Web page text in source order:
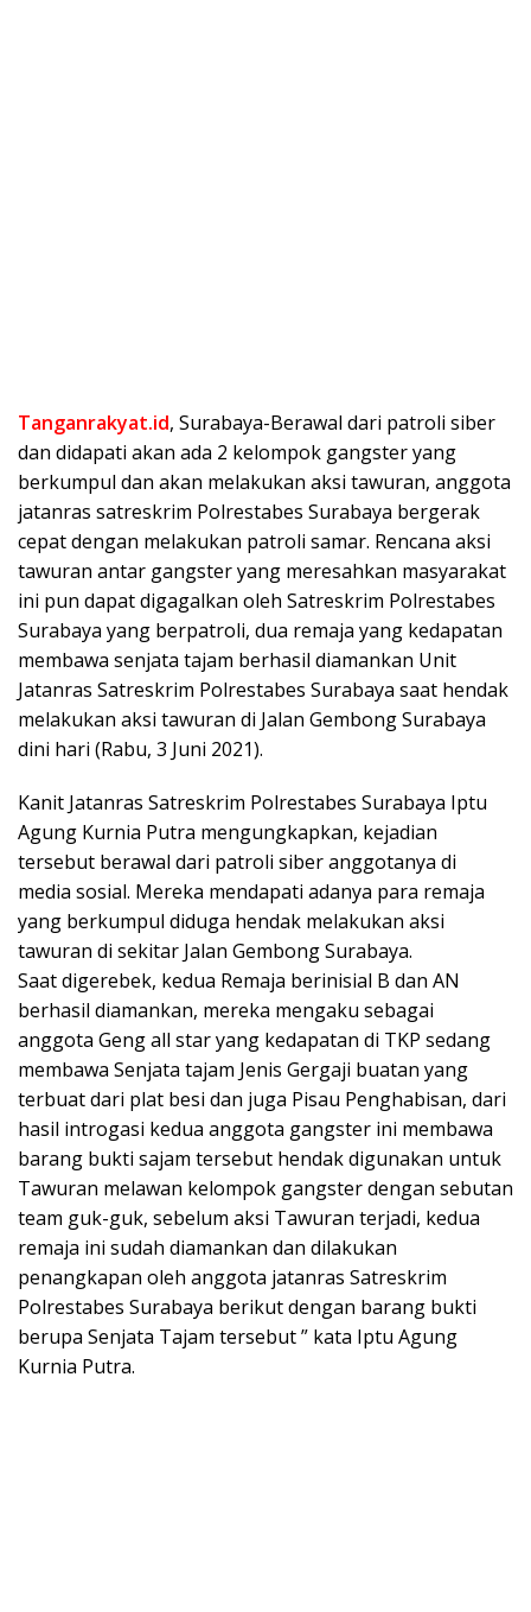
Tanganrakyat.id, Surabaya-Berawal dari patroli siber
dan didapati akan ada 2 kelompok gangster yang
berkumpul dan akan melakukan aksi tawuran, anggota
jatanras satreskrim Polrestabes Surabaya bergerak
cepat dengan melakukan patroli samar. Rencana aksi
tawuran antar gangster yang meresahkan masyarakat
ini pun dapat digagalkan oleh Satreskrim Polrestabes
Surabaya yang berpatroli, dua remaja yang kedapatan
membawa senjata tajam berhasil diamankan Unit
Jatanras Satreskrim Polrestabes Surabaya saat hendak
melakukan aksi tawuran di Jalan Gembong Surabaya
dini hari (Rabu, 3 Juni 2021).
Kanit Jatanras Satreskrim Polrestabes Surabaya Iptu
Agung Kurnia Putra mengungkapkan, kejadian
tersebut berawal dari patroli siber anggotanya di
media sosial. Mereka mendapati adanya para remaja
yang berkumpul diduga hendak melakukan aksi
tawuran di sekitar Jalan Gembong Surabaya.
Saat digerebek, kedua Remaja berinisial B dan AN
berhasil diamankan, mereka mengaku sebagai
anggota Geng all star yang kedapatan di TKP sedang
membawa Senjata tajam Jenis Gergaji buatan yang
terbuat dari plat besi dan juga Pisau Penghabisan, dari
hasil introgasi kedua anggota gangster ini membawa
barang bukti sajam tersebut hendak digunakan untuk
Tawuran melawan kelompok gangster dengan sebutan
team guk-guk, sebelum aksi Tawuran terjadi, kedua
remaja ini sudah diamankan dan dilakukan
penangkapan oleh anggota jatanras Satreskrim
Polrestabes Surabaya berikut dengan barang bukti
berupa Senjata Tajam tersebut ” kata Iptu Agung
Kurnia Putra.